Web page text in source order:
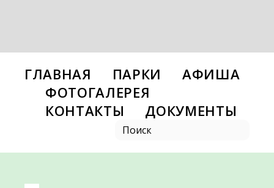
ГЛАВНАЯ ПАРКИ
АФИША
ФОТОГАЛЕРЕЯ
КОНТАКТЫ
ДОКУМЕНТЫ